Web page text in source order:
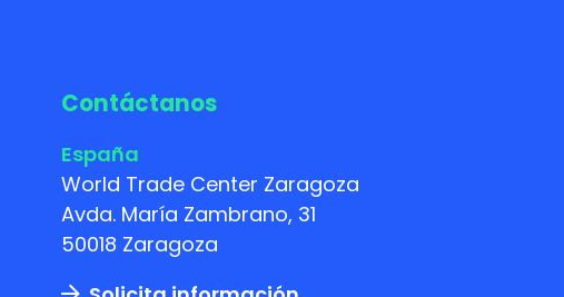
Contáctanos
España
World Trade Center Zaragoza
Avda. María Zambrano, 31
50018 Zaragoza